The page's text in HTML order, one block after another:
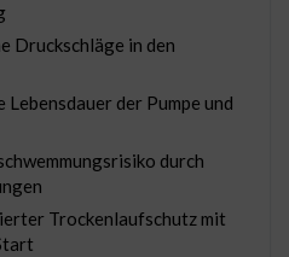
Druckschläge in den
der Pumpe und
durch
Trockenlaufschutz mit